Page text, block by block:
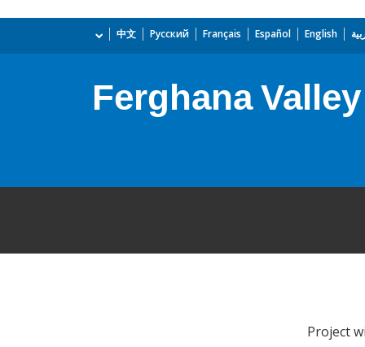
English
Español
Français
Русский
中文
Ferghana
Project